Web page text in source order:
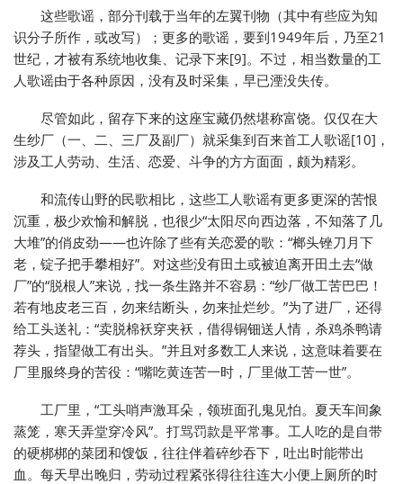
这些歌谣，部分刊载于当年的左翼刊物（其中有些应为知
识分子所作，或改写）；更多的歌谣，要到1949年后，乃至21
世纪，才被有系统地收集、记录下来[9]。不过，相当数量的工
人歌谣由于各种原因，没有及时采集，早已湮没失传。
尽管如此，留存下来的这座宝藏仍然堪称富饶。仅仅在大
生纱厂（一、二、三厂及副厂）就采集到百来首工人歌谣[10]，
涉及工人劳动、生活、恋爱、斗争的方方面面，颇为精彩。
和流传山野的民歌相比，这些工人歌谣有更多更深的苦恨
沉重，极少欢愉和解脱，也很少“太阳尽向西边落，不知落了几
大堆”的俏皮劲——也许除了些有关恋爱的歌：“榔头锉刀月下
老，锭子把手攀相好”。对这些没有田土或被迫离开田土去“做
厂”的“脱根人”来说，找一条生路并不容易：“纱厂做工苦巴巴！
若有地皮老三百，勿来结断头，勿来扯烂纱。”为了进厂，还得
给工头送礼：“卖脱棉袄穿夹袄，借得铜钿送人情，杀鸡杀鸭请
荐头，指望做工有出头。”并且对多数工人来说，这意味着要在
厂里服终身的苦役：“嘴吃黄连苦一时，厂里做工苦一世”。
工厂里，“工头哨声激耳朵，领班面孔鬼见怕。夏天车间象
蒸笼，寒天弄堂穿冷风”。打骂罚款是平常事。工人吃的是自带
的硬梆梆的菜团和馊饭，往往伴着碎纱吞下，吐出时能带出
血。每天早出晚归，劳动过程紧张得往往连大小便上厕所的时